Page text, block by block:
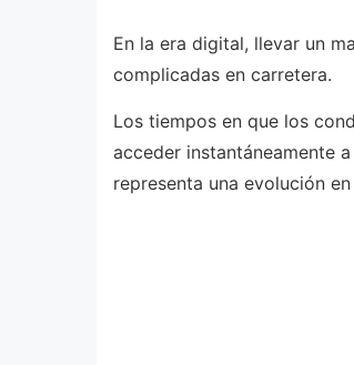
En la era digital, llevar un
complicadas en carretera.
Los tiempos en que los
acceder instantáneamente
representa una evolución